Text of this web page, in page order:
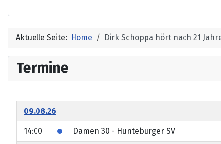
Aktuelle Seite: Home Dirk Schoppa hört nach 21
Termine
09.08.26
14:00 Damen 30 - Hunteburger SV